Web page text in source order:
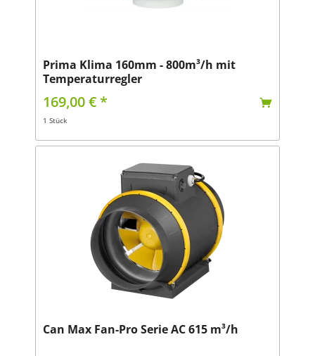
Prima Klima 160mm - 800m³/h mit
Temperaturregler
169,00 € *
1 Stück
Can Max Fan-Pro Serie AC 615 m³/h